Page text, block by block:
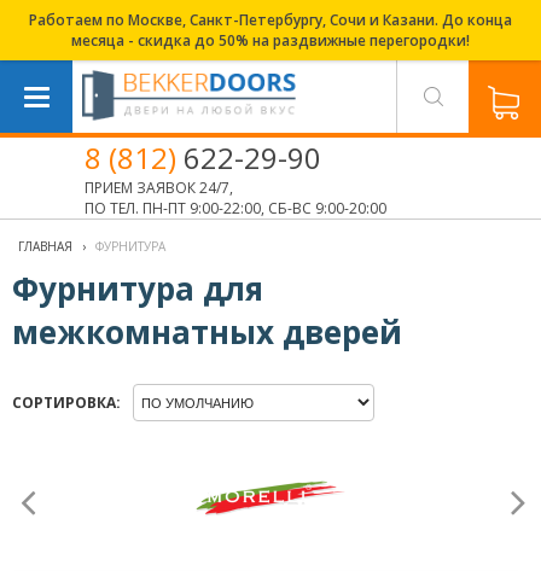
Работаем по Москве, Санкт-Петербургу, Сочи и Казани. До конца
месяца - скидка до 50% на раздвижные перегородки!
8 (812) 622-29-90
ПРИЕМ ЗАЯВОК 24/7,
ПО ТЕЛ. ПН-ПТ 9:00-22:00, СБ-ВС 9:00-20:00
ГЛАВНАЯ › ФУРНИТУРА
Фурнитура для
межкомнатных дверей
СОРТИРОВКА: